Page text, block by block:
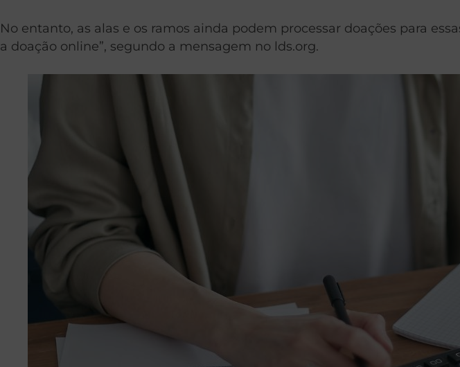
No entanto, as alas e os ramos ainda podem processar doações para
a doação online”, segundo a mensagem no lds.org.